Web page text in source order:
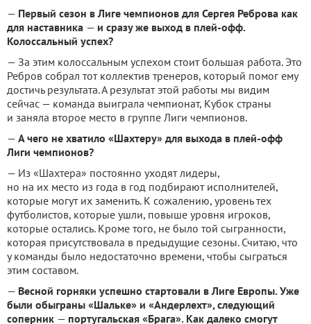
— Первый сезон в Лиге чемпионов для Сергея Реброва как
для наставника — и сразу же выход в плей-офф.
Колоссальный успех?
— За этим колоссальным успехом стоит большая работа. Это
Ребров собрал тот коллектив тренеров, который помог ему
достичь результата. А результат этой работы мы видим
сейчас — команда выиграла чемпионат, Кубок страны
и заняла второе место в группе Лиги чемпионов.
— А чего не хватило «Шахтеру» для выхода в плей-офф
Лиги чемпионов?
— Из «Шахтера» постоянно уходят лидеры,
но на их место из года в год подбирают исполнителей,
которые могут их заменить. К сожалению, уровень тех
футболистов, которые ушли, повыше уровня игроков,
которые остались. Кроме того, не было той сыгранности,
которая присутствовала в предыдущие сезоны. Считаю, что
у команды было недостаточно времени, чтобы сыграться
этим составом.
— Весной горняки успешно стартовали в Лиге Европы. Уже
были обыграны «Шальке» и «Андерлехт», следующий
соперник — португальская «Брага». Как далеко смогут